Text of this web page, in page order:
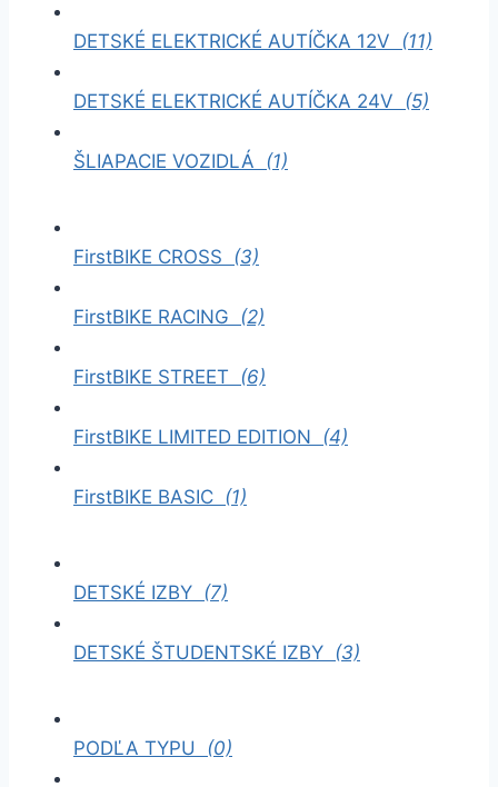
DETSKÉ ELEKTRICKÉ AUTÍČKA 12V (11)
DETSKÉ ELEKTRICKÉ AUTÍČKA 24V (5)
ŠLIAPACIE VOZIDLÁ (1)
FirstBIKE CROSS (3)
FirstBIKE RACING (2)
FirstBIKE STREET (6)
FirstBIKE LIMITED EDITION (4)
FirstBIKE BASIC (1)
DETSKÉ IZBY (7)
DETSKÉ ŠTUDENTSKÉ IZBY (3)
PODĽA TYPU (0)